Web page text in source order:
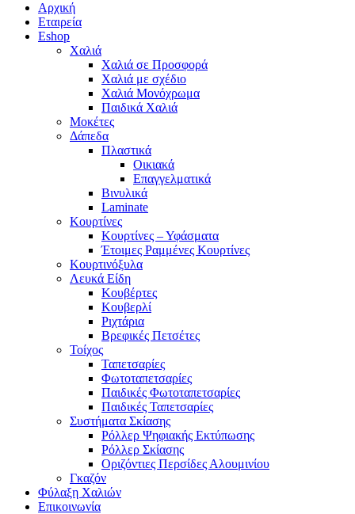
Αρχική
Εταιρεία
Eshop
Χαλιά
Χαλιά σε Προσφορά
Χαλιά με σχέδιο
Χαλιά Μονόχρωμα
Παιδικά Χαλιά
Μοκέτες
Δάπεδα
Πλαστικά
Οικιακά
Επαγγελματικά
Βινυλικά
Laminate
Κουρτίνες
Κουρτίνες – Υφάσματα
Έτοιμες Ραμμένες Κουρτίνες
Κουρτινόξυλα
Λευκά Είδη
Κουβέρτες
Κουβερλί
Ριχτάρια
Βρεφικές Πετσέτες
Τοίχος
Ταπετσαρίες
Φωτοταπετσαρίες
Παιδικές Φωτοταπετσαρίες
Παιδικές Ταπετσαρίες
Συστήματα Σκίασης
Ρόλλερ Ψηφιακής Εκτύπωσης
Ρόλλερ Σκίασης
Οριζόντιες Περσίδες Αλουμινίου
Γκαζόν
Φύλαξη Χαλιών
Επικοινωνία